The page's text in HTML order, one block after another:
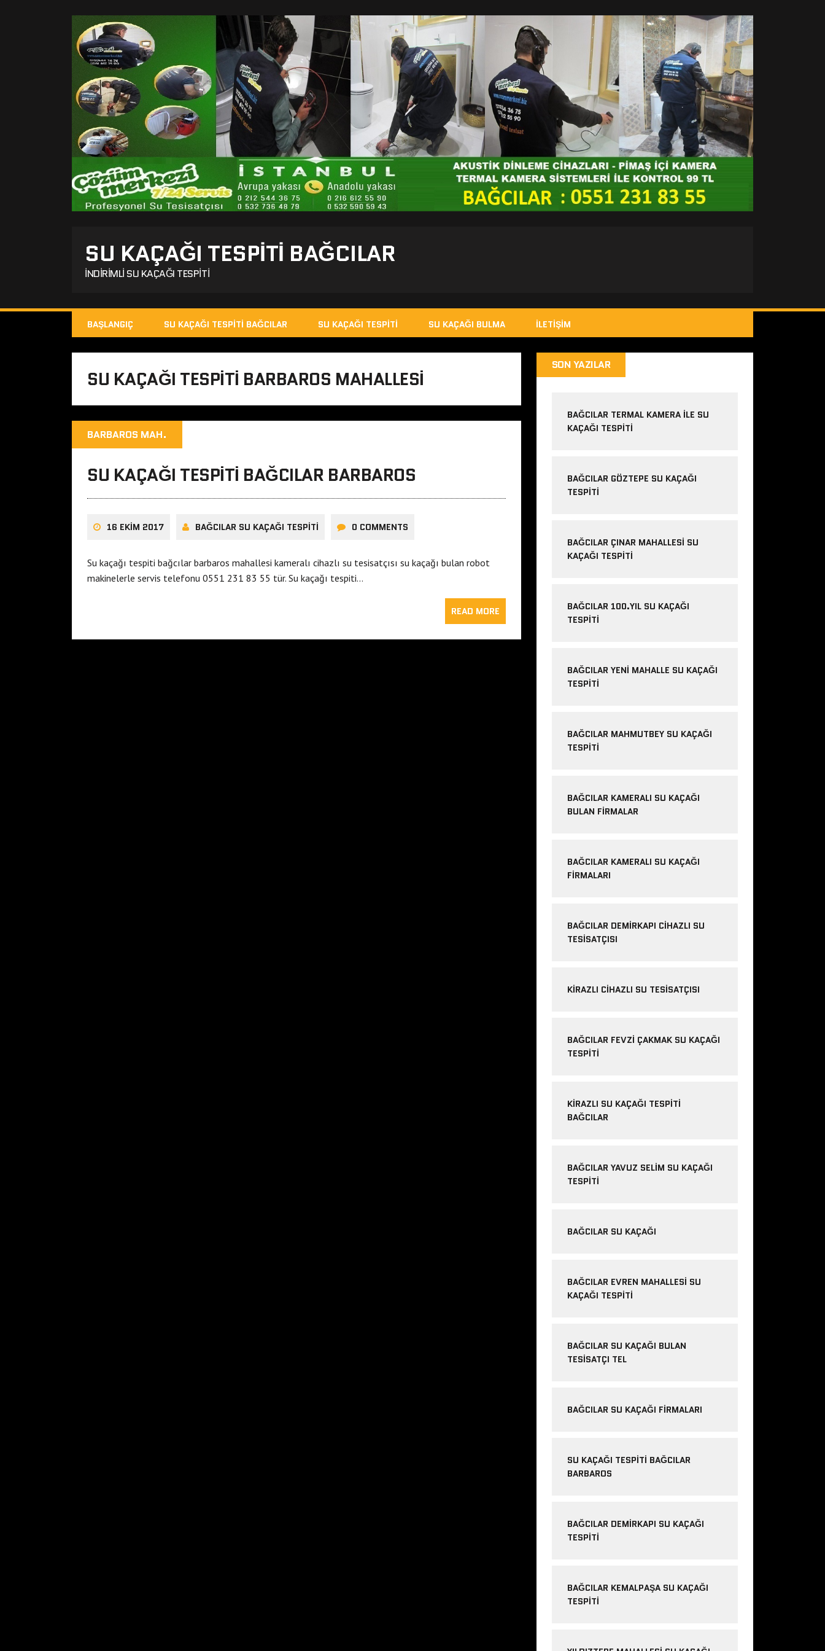
SU KAÇAĞI TESPITI BAĞCILAR
İNDIRIMLI SU KAÇAĞI TESPITI
BAŞLANGIÇ SU KAÇAĞI TESPITI BAĞCILAR SU KAÇAĞI TESPITI SU KAÇAĞI BULMA İLETIŞIM
SU KAÇAĞI TESPITI BARBAROS MAHALLESI
BARBAROS MAH.
SU KAÇAĞI TESPITI BAĞCILAR BARBAROS
16 EKIM 2017 BAĞCILAR SU KAÇAĞI TESPITI 0 COMMENTS
Su kaçağı tespiti bağcılar barbaros mahallesi kameralı cihazlı su tesisatçısı su kaçağı bulan robot
makinelerle servis telefonu 0551 231 83 55 tür. Su kaçağı tespiti…
READ MORE
SON YAZILAR
BAĞCILAR TERMAL KAMERA ILE SU
KAÇAĞI TESPITI
BAĞCILAR GÖZTEPE SU KAÇAĞI
TESPITI
BAĞCILAR ÇINAR MAHALLESI SU
KAÇAĞI TESPITI
BAĞCILAR 100.YIL SU KAÇAĞI
TESPITI
BAĞCILAR YENI MAHALLE SU KAÇAĞI
TESPITI
BAĞCILAR MAHMUTBEY SU KAÇAĞI
TESPITI
BAĞCILAR KAMERALI SU KAÇAĞI
BULAN FIRMALAR
BAĞCILAR KAMERALI SU KAÇAĞI
FIRMALARI
BAĞCILAR DEMIRKAPI CIHAZLI SU
TESISATÇISI
KIRAZLI CIHAZLI SU TESISATÇISI
BAĞCILAR FEVZI ÇAKMAK SU KAÇAĞI
TESPITI
KIRAZLI SU KAÇAĞI TESPITI
BAĞCILAR
BAĞCILAR YAVUZ SELIM SU KAÇAĞI
TESPITI
BAĞCILAR SU KAÇAĞI
BAĞCILAR EVREN MAHALLESI SU
KAÇAĞI TESPITI
BAĞCILAR SU KAÇAĞI BULAN
TESISATÇI TEL
BAĞCILAR SU KAÇAĞI FIRMALARI
SU KAÇAĞI TESPITI BAĞCILAR
BARBAROS
BAĞCILAR DEMIRKAPI SU KAÇAĞI
TESPITI
BAĞCILAR KEMALPAŞA SU KAÇAĞI
TESPITI